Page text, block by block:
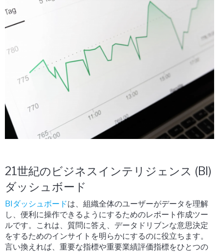
21世紀のビジネスインテリジェンス (BI)
ダッシュボード
BIダッシュボードは、組織全体のユーザーがデータを理解
し、便利に操作できるようにするためのレポート作成ツー
ルです。これは、質問に答え、データドリブンな意思決定
をするためのインサイトを明らかにするのに役立ちます。
言い換えれば、重要な指標や重要業績評価指標をひとつの